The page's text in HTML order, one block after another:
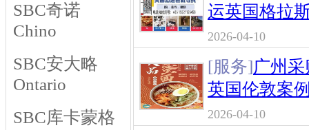
SBC奇诺
Chino
SBC安大略
Ontario
SBC库卡蒙格
运英国格拉
2026-04-10
[服务]广州
英国伦敦案
2026-04-10